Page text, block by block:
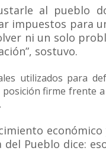
al pueblo
impuestos para
ni un solo
sostuvo.
utilizados para
firme frente
Pueblo dice: